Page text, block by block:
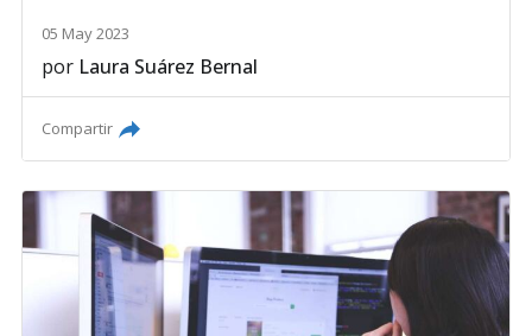
05 May 2023
por Laura Suárez Bernal
Compartir